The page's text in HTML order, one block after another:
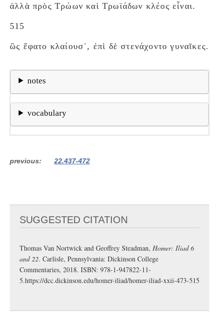
ἀλλὰ πρὸς Τρώων καὶ Τρωϊάδων κλέος εἶναι.
515
ὣς ἔφατο κλαίουσ᾽, ἐπὶ δὲ στενάχοντο γυναῖκες.
notes
vocabulary
previous 22.437-472
SUGGESTED CITATION
Thomas Van Nortwick and Geoffrey Steadman, Homer: Iliad 6
and 22. Carlisle, Pennsylvania: Dickinson College
Commentaries, 2018. ISBN: 978-1-947822-11-
5.https://dcc.dickinson.edu/homer-iliad/homer-iliad-xxii-473-515